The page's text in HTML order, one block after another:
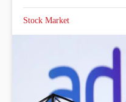
Stock Market